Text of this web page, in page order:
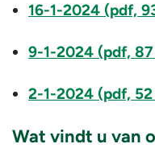
16-1-2024 (pdf,
9-1-2024 (pdf,
2-1-2024 (pdf, 52
Wat vindt u van